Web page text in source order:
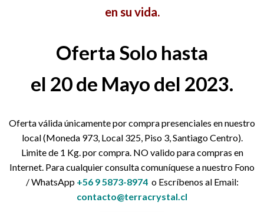
en su vida.
Oferta Solo hasta
el 20 de Mayo del 2023.
Oferta válida únicamente por compra presenciales en nuestro
local (Moneda 973, Local 325, Piso 3, Santiago Centro).
Limite de 1 Kg. por compra. NO valido para compras en
Internet. Para cualquier consulta comuníquese a nuestro Fono
/ WhatsApp +56 9 5873-8974o Escríbenos al Email:
contacto@terracrystal.cl